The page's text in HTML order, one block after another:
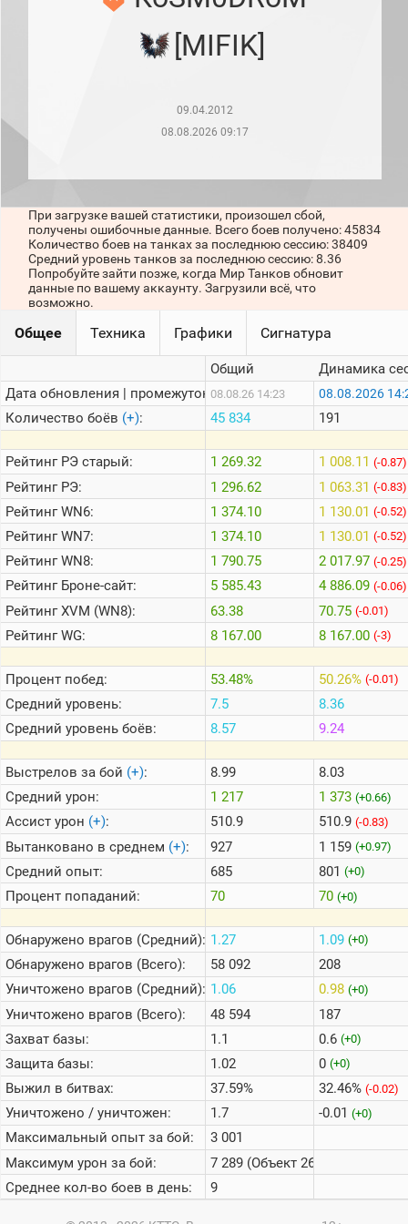
игроков
Кланы
Статистика
стримеров
Информация
Онлайн
Цветовая
шкала
Теlegram
ВК
Портал
Мира
Танков
[MIFIK]
09.04.2012
08.08.2026 09:17
При загрузке вашей статистики, произошел сбой,
получены ошибочные данные. Всего боев получено: 45834
Количество боев на танках за последнюю сессию: 38409
Средний уровень танков за последнюю сессию: 8.36
Попробуйте зайти позже, когда Мир Танков обновит
данные по вашему аккаунту. Загрузили всё, что
возможно.
Общее Техника Графики Сигнатура
Дата обновления | промежуток:
Количество боёв (+):
РейтингРЭ старый:
РейтингРЭ:
РейтингWN6:
РейтингWN7:
РейтингWN8:
РейтингБроне-сайт:
РейтингXVM (WN8):
РейтингWG:
Процент побед:
Средний уровень:
Средний уровень боёв:
Выстрелов за бой (+):
Средний урон:
Ассист урон (+):
Вытанковано в среднем (+):
Средний опыт:
Процент попаданий:
Обнаружено врагов (Средний):
Обнаружено врагов (Всего):
Уничтожено врагов (Средний):
Уничтожено врагов (Всего):
Захват базы:
Защита базы:
Выжил в битвах:
Уничтожено / уничтожен:
Максимальный опыт за бой:
Максимум урон за бой:
Среднее кол-во боев в день:
Общий
08.08.26 14:23
45 834
1 269.32
1 296.62
1 374.10
1 374.10
1 790.75
5 585.43
63.38
8 167.00
53.48%
7.5
8.57
8.99
1 217
510.9
927
685
70
1.27
58 092
1.06
48 594
1.1
1.02
37.59%
1.7
3 001
7 289 (Объект 268)
9
Динамика
08.08.2026
191
1 008.11 (-0.87)
1 063.31 (-0.83)
1 130.01 (-0.52)
1 130.01 (-0.52)
2 017.97 (-0.25)
4 886.09 (-0.06)
70.75 (-0.01)
8 167.00 (-3)
50.26% (-0.01)
8.36
9.24
8.03
1 373 (+0.66)
510.9 (-0.83)
1 159 (+0.97)
801 (+0)
70 (+0)
1.09 (+0)
208
0.98 (+0)
187
0.6 (+0)
0 (+0)
32.46% (-0.02)
-0.01 (+0)